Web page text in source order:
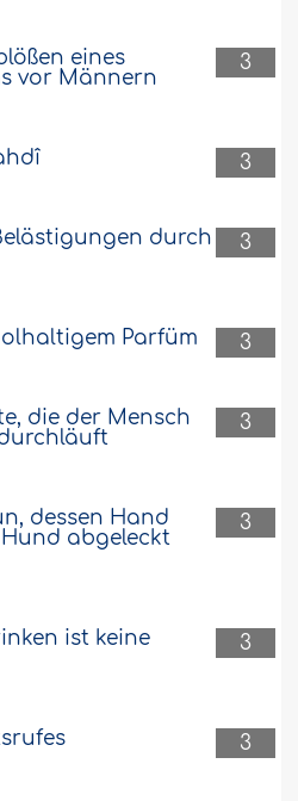
3
eines
vor Männern
3
3
durch
3
Parfüm
3
die der Mensch
3
dessen Hand
abgeleckt
3
ist keine
3